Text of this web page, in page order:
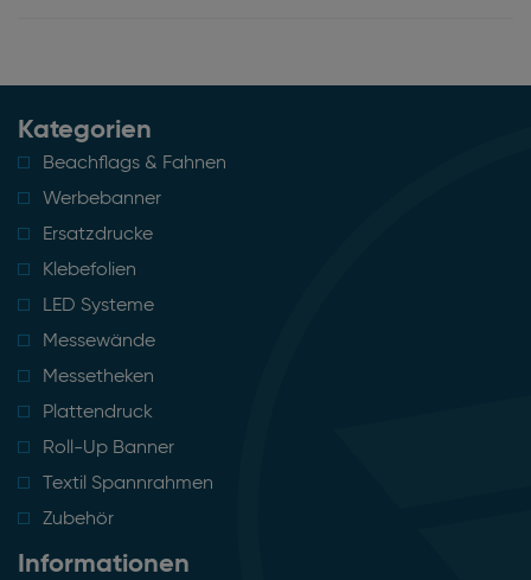
Kategorien
Beachflags & Fahnen
Werbebanner
Ersatzdrucke
Klebefolien
LED Systeme
Messewände
Messetheken
Plattendruck
Roll-Up Banner
Textil Spannrahmen
Zubehör
Informationen